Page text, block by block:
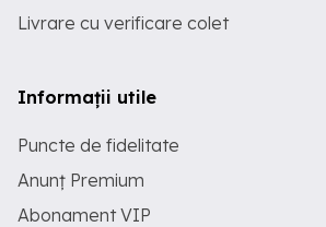
Livrare cu verificare colet
Informații utile
Puncte de fidelitate
Anunț Premium
Abonament VIP